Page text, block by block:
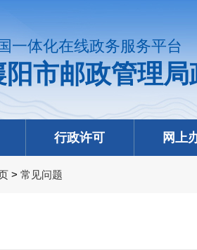
一体化在线政务服务平台
阳市邮政管理
行政许可 网上
> 常见问题